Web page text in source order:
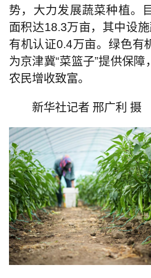
势，大力发展蔬菜种植。
面积达18.3万亩，其中设施
有机认证0.4万亩。绿色有
为京津冀“菜篮子”提供保障
农民增收致富。
新华社记者 邢广利 摄